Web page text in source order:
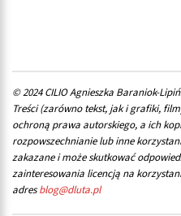
© 2024 CILIO Agnieszka Baraniok-
Treści (zarówno tekst, jak i grafiki,
ochroną prawa autorskiego, a ich
rozpowszechnianie lub inne
zakazane i może skutkować
zainteresowania licencją na
adresblog@dluta.pl